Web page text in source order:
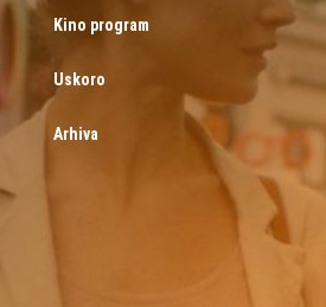
Kino program
Uskoro
Arhiva